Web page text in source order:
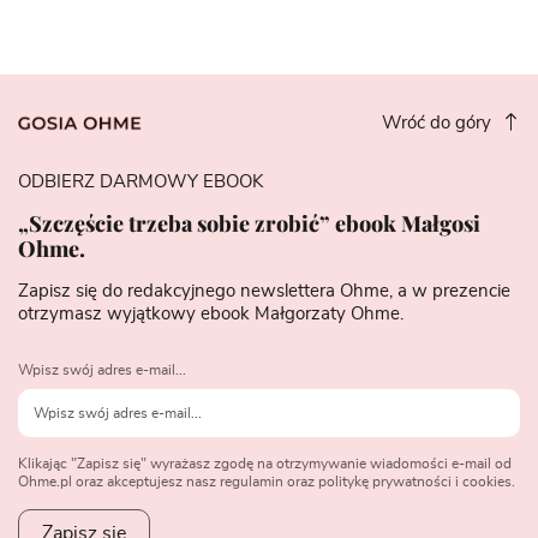
Wróć do góry
ODBIERZ DARMOWY EBOOK
„Szczęście trzeba sobie zrobić” ebook Małgosi
Ohme.
Zapisz się do redakcyjnego newslettera Ohme, a w prezencie
otrzymasz wyjątkowy ebook Małgorzaty Ohme.
Wpisz swój adres e-mail...
Klikając "Zapisz się" wyrażasz zgodę na otrzymywanie wiadomości e-mail od
Ohme.pl oraz akceptujesz nasz regulamin oraz politykę prywatności i cookies.
Zapisz się